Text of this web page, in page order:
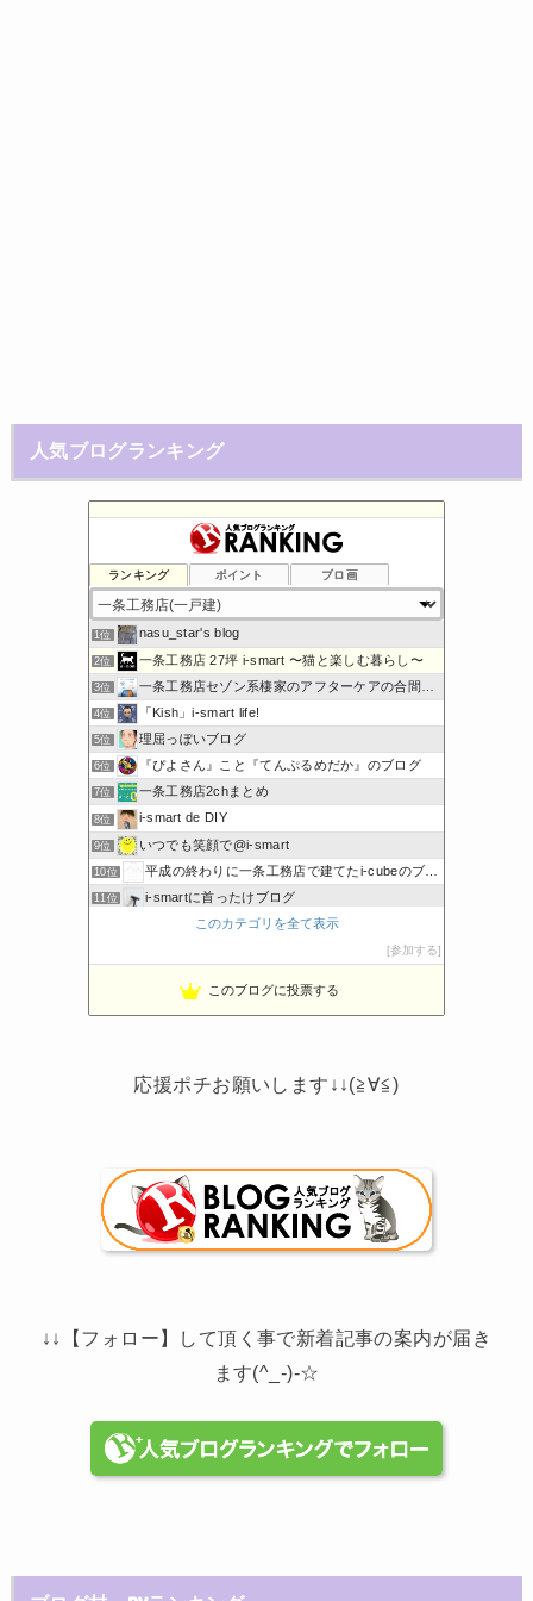
人気ブログランキング
ランキング ポイント ブロ画
1位 nasu_star's blog
2位 一条工務店 27坪 i-smart 〜猫と楽しむ暮らし〜
3位 一条工務店セゾン系棲家のアフターケアの合間に綴るブログ
4位 「Kish」i-smart life!
5位 理屈っぽいブログ
6位 『ぴよさん』こと『てんぷるめだか』のブログ
7位 一条工務店2chまとめ
8位 i-smart de DIY
9位 いつでも笑顔で@i-smart
10位 平成の終わりに一条工務店で建てたi-cubeのブログ
11位 i-smartに首ったけブログ
節約しないエコライフ
わかまっちょのおうち
このカテゴリを全て表示
参加する
このブログに投票する
応援ポチお願いします↓↓(≧∀≦)
↓↓【フォロー】して頂く事で新着記事の案内が届き
ます(^_-)-☆